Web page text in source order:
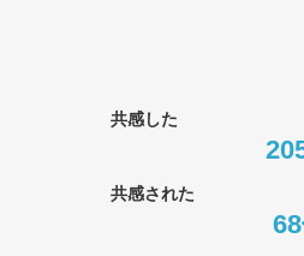
共感した
共感された